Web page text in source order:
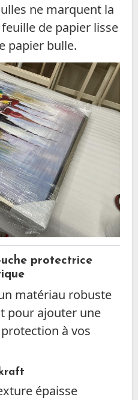
ne marquent la
de papier lisse
papier bulle.
protectrice
matériau robuste
pour ajouter une
à vos
épaisse